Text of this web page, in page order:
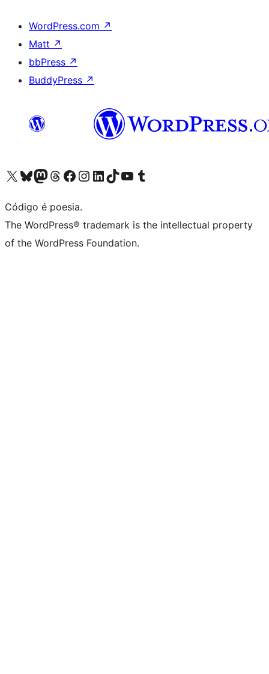
WordPress.com ↗
Matt ↗
bbPress ↗
BuddyPress ↗
Acessar nossa conta do X (antigo Twitter)
Acessar nossa conta do Bluesky
Acessar nossa conta do Mastodon
Acessar nossa conta do Threads
Acessar nossa página do Facebook
Acessar nossa conta do Instagram
Acessar nossa conta do LinkedIn
Acessar nossa conta do TikTok
Acessar nosso canal do YouTube
Acessar nossa conta no Tumblr
Código é poesia.
The WordPress® trademark is the intellectual property
of the WordPress Foundation.